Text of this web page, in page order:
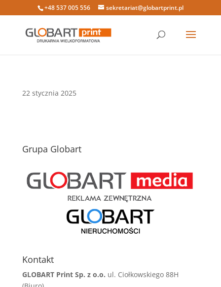
+48 537 005 556 sekretariat@globartprint.pl
22 stycznia 2025
Grupa Globart
Kontakt
GLOBART Print Sp. z o.o. ul. Ciołkowskiego 88H